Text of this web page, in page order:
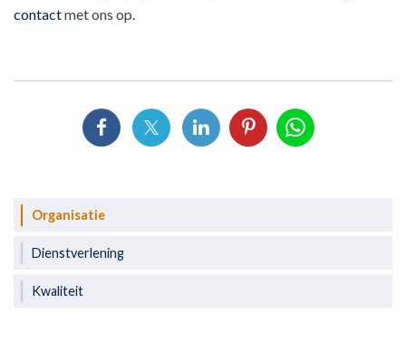
contactmet ons op.
Organisatie
Dienstverlening
Kwaliteit